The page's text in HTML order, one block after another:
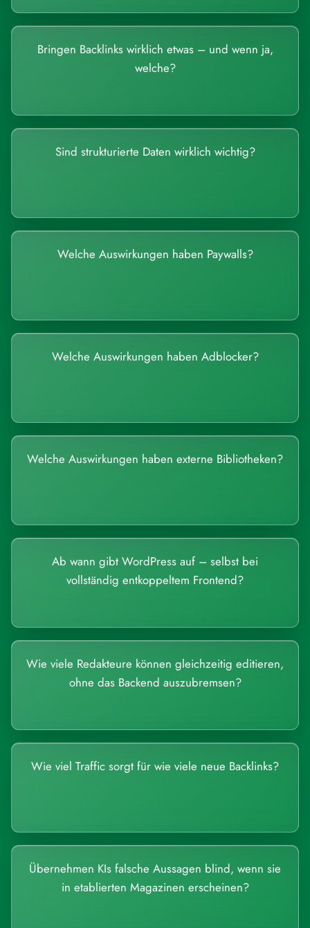
Bringen Backlinks wirklich etwas – und wenn ja,
welche?
Sind strukturierte Daten wirklich wichtig?
Welche Auswirkungen haben Paywalls?
Welche Auswirkungen haben Adblocker?
Welche Auswirkungen haben externe Bibliotheken?
Ab wann gibt WordPress auf – selbst bei
vollständig entkoppeltem Frontend?
Wie viele Redakteure können gleichzeitig editieren,
ohne das Backend auszubremsen?
Wie viel Traffic sorgt für wie viele neue Backlinks?
Übernehmen KIs falsche Aussagen blind, wenn sie
in etablierten Magazinen erscheinen?